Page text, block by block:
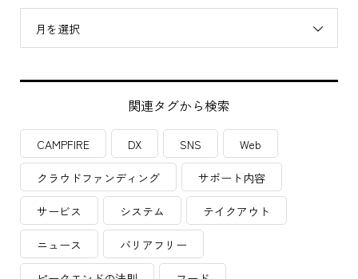
月を選択
関連タグから検索
CAMPFIRE DX SNS Web
クラウドファンディング サポート内容
サービス システム テイクアウト
ニュース バリアフリー